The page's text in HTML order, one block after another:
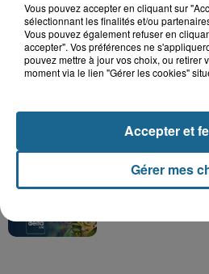
Gagnez vos
Bagatelle
Gagnez vos
Vous pouvez accepter en cliquant sur
sélectionnant les finalités et/ou
Vous pouvez également refuser en
accepter". Vos préférences ne
pouvez mettre à jour vos choix, ou retirer
moment via le lien "Gérer les cookies"
Gérer mes
Accepter et